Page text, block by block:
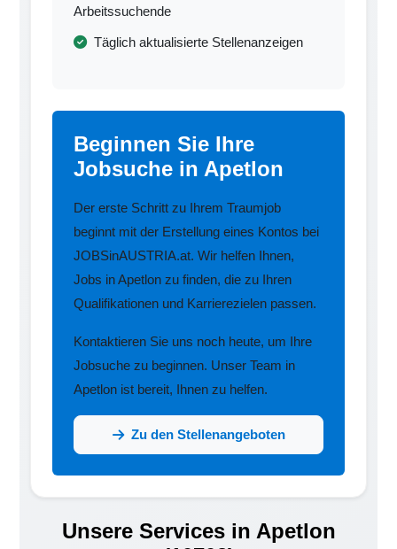
Arbeitssuchende
Täglich aktualisierte Stellenanzeigen
Beginnen Sie Ihre
Jobsuche in Apetlon
Der erste Schritt zu Ihrem Traumjob
beginnt mit der Erstellung eines Kontos bei
JOBSinAUSTRIA.at. Wir helfen Ihnen,
Jobs in Apetlon zu finden, die zu Ihren
Qualifikationen und Karrierezielen passen.
Kontaktieren Sie uns noch heute, um Ihre
Jobsuche zu beginnen. Unser Team in
Apetlon ist bereit, Ihnen zu helfen.
Zu den Stellenangeboten
Unsere Services in Apetlon